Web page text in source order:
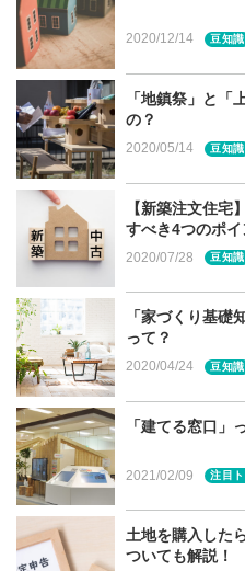
注文先を選ぶ際には、その
のような家づくりをしてい
るか」など具体的な過程や
そこでおすすめしたいイベ
見学会」です。
今回は「完成見学会」とは
紹介します。
完成見学会とは？
お施主様のいる「実際
要望をどう形にしたか
完成見学会でのポイント
【事前準備】質問事項
キッチンなど設備仕様
「丁寧な仕事」をし
完成見学会の注意点
2020/12/14 豆知識
「地鎮祭」と「
の？
2020/05/14 豆知識
【新築注文住宅
すべき4つのポイ
2020/07/28 豆知識
「家づくり基礎
って？
2020/04/24 豆知識
「建てる窓口」
2021/02/09 注目
土地を購入した
ついても解説！